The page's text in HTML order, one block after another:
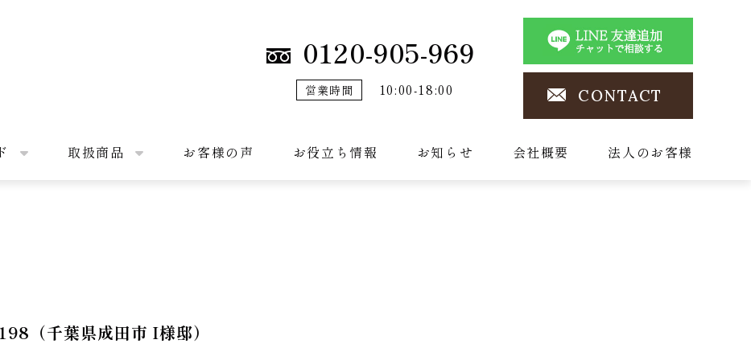
0120-905-969
営業時間 10:00-18:00 CONTACT
取扱商品 お客様の声 お役立ち情報 お知らせ 会社概要 法人のお客様
（千葉県成田市 I様邸）